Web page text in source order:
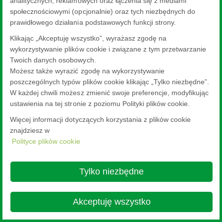
społecznościowymi (opcjonalnie) oraz tych niezbędnych do
prawidłowego działania podstawowych funkcji strony.
Klikając „Akceptuję wszystko”, wyrażasz zgodę na
wykorzystywanie plików cookie i związane z tym przetwarzanie
Twoich danych osobowych.
Możesz także wyrazić zgodę na wykorzystywanie
poszczególnych typów plików cookie klikając „Tylko niezbędne”.
W każdej chwili możesz zmienić swoje preferencje, modyfikując
ustawienia na tej stronie z poziomu Polityki plików cookie.
Więcej informacji dotyczących korzystania z plików cookie
znajdziesz w
Polityce plików cookie
Tylko niezbędne
Akceptuję wszystko